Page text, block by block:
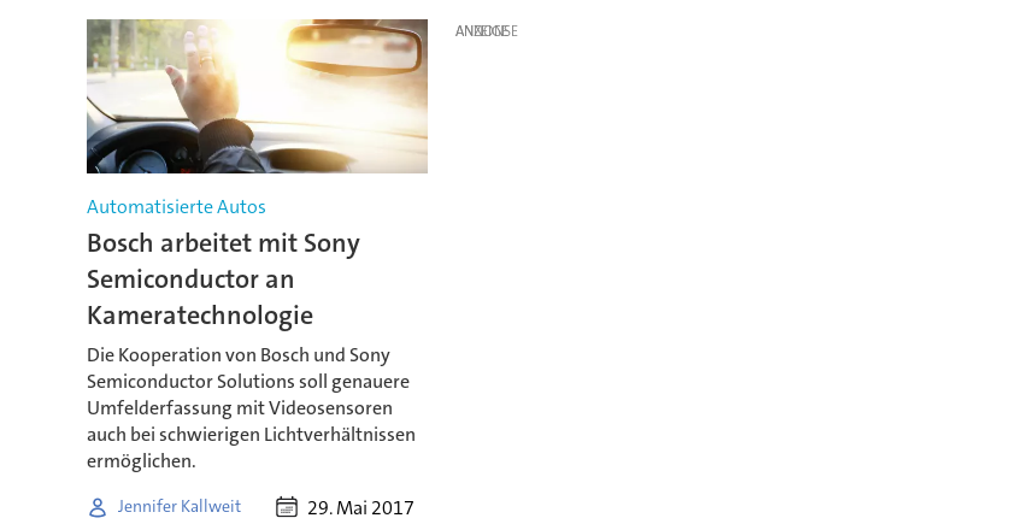
Automatisierte Autos
Bosch arbeitet mit Sony
Semiconductor an
Kameratechnologie
Die Kooperation von Bosch und Sony
Semiconductor Solutions soll genauere
Umfelderfassung mit Videosensoren
auch bei schwierigen Lichtverhältnissen
ermöglichen.
Jennifer Kallweit 29. Mai 2017
ANZEIGE